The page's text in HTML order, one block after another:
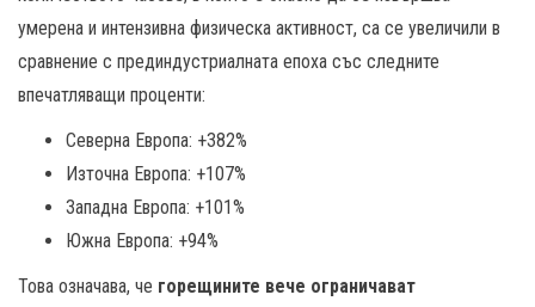
умерена и интензивна физическа активност, са се увеличили в
сравнение с прединдустриалната епоха със следните
впечатляващи проценти:
Северна Европа: +382%
Източна Европа: +107%
Западна Европа: +101%
Южна Европа: +94%
Това означава, че горещините вече ограничават